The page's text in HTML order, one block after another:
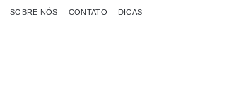
SOBRE NÓS CONTATO DICAS